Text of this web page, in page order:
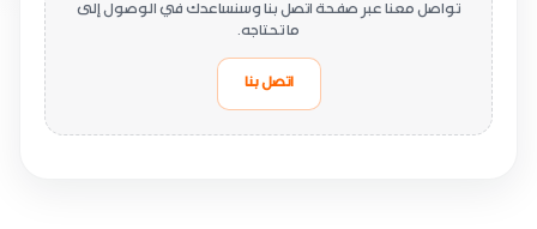
تواصل معنا عبر صفحة اتصل بنا وسنساعدك في الوصول إلى
ما تحتاجه.
اتصل بنا